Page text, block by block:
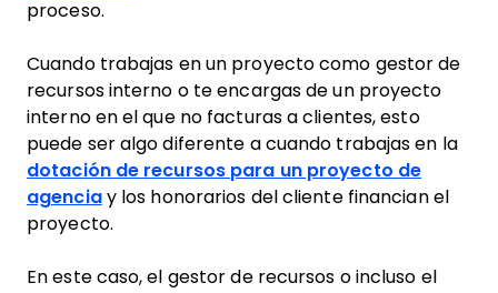
proceso.
Cuando trabajas en un proyecto como gestor de
recursos interno o te encargas de un proyecto
interno en el que no facturas a clientes, esto
puede ser algo diferente a cuando trabajas en la
dotación de recursos para un proyecto de
agenciay los honorarios del cliente financian el
proyecto.
En este caso, el gestor de recursos o incluso el